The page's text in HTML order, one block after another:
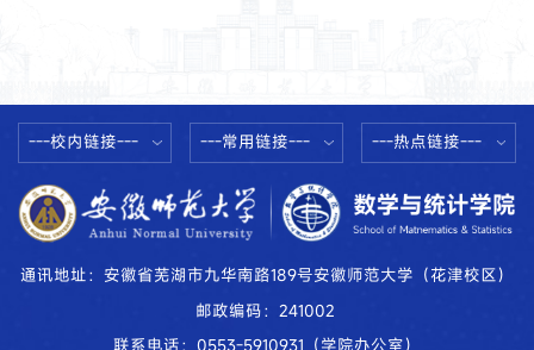
---校内链接--- ---常用链接--- ---热点链接---
通讯地址：安徽省芜湖市九华南路189号安徽师范大学（花津校区）
邮政编码：241002
联系电话：0553-5910931（学院办公室）